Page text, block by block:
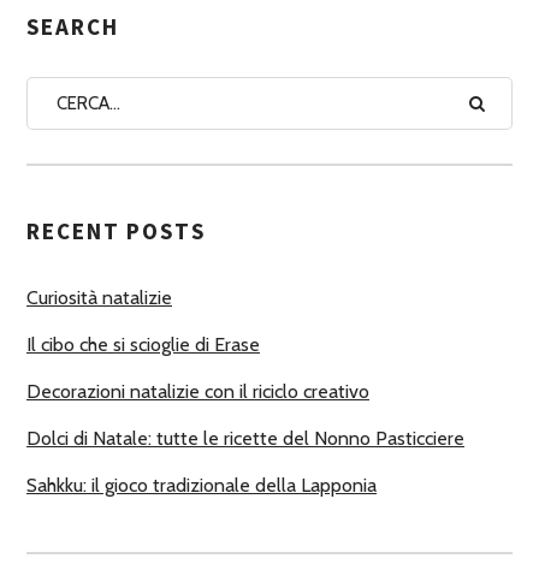
G
A
U
O
I
SEARCH
RECENT POSTS
Curiosità natalizie
Il cibo che si scioglie di Erase
Decorazioni natalizie con il riciclo creativo
Dolci di Natale: tutte le ricette del Nonno Pasticciere
Sahkku: il gioco tradizionale della Lapponia